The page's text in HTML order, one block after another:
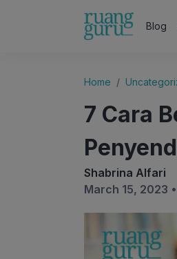
Blog
Home
7 Cara
Shabrina Alfari
March 15, 2023 •